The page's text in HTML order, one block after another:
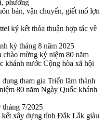
phường
bán, vận chuyển, giết mổ lợn
ký kết thỏa thuận hợp tác về
kỳ tháng 8 năm 2025
mừng kỷ niệm 80 năm
khánh nước Cộng hòa xã hội
tham gia Triển lãm thành
80 năm Ngày Quốc khánh
7/2025
kết xây dựng tỉnh Đắk Lắk giàu